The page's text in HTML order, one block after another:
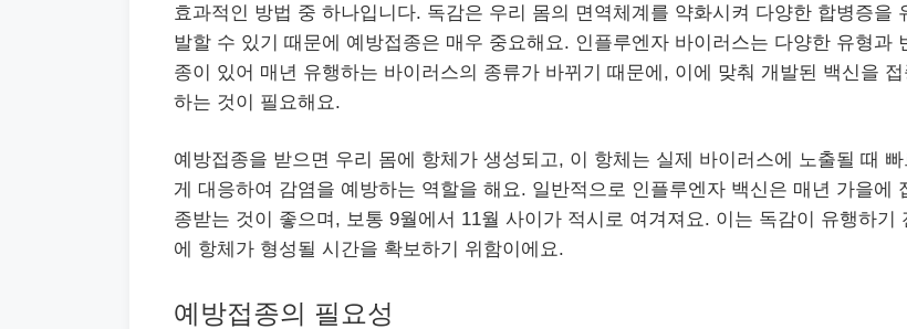
효과적인 방법 중 하나입니다. 독감은 우리 몸의 면역체계를 약화시켜 다양한 합병증을
발할 수 있기 때문에 예방접종은 매우 중요해요. 인플루엔자 바이러스는 다양한 유형과
종이 있어 매년 유행하는 바이러스의 종류가 바뀌기 때문에, 이에 맞춰 개발된 백신을 접
하는 것이 필요해요.
예방접종을 받으면 우리 몸에 항체가 생성되고, 이 항체는 실제 바이러스에 노출될 때 빠
게 대응하여 감염을 예방하는 역할을 해요. 일반적으로 인플루엔자 백신은 매년 가을에
종받는 것이 좋으며, 보통 9월에서 11월 사이가 적시로 여겨져요. 이는 독감이 유행하기
에 항체가 형성될 시간을 확보하기 위함이에요.
예방접종의 필요성